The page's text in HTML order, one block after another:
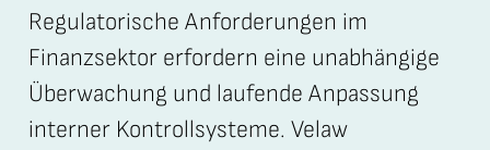
Regulatorische Anforderungen im
Finanzsektor erfordern eine unabhängige
Überwachung und laufende Anpassung
interner Kontrollsysteme. Velaw